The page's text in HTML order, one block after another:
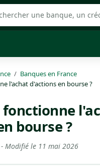
Banques en France
l'achat d'actions en bourse ?
bourse ?
Modifié le 11 mai 2026